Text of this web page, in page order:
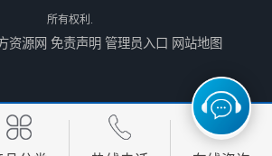
直销 邯郸旧地磅报价 本土地磅厂100秒报价
所有权利.
资源网 免责声明 管理员入口 网站地图